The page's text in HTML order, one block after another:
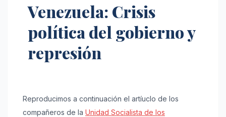
Venezuela: Crisis
política del gobierno y
represión
Reproducimos a continuación el artíuclo de los
compañeros de la Unidad Socialista de los